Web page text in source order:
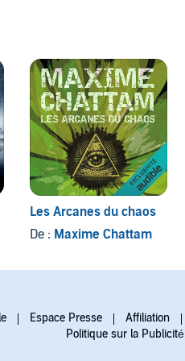
Les Arcanes du chaos
De : Maxime Chattam
Espace Presse Affiliation
Politique sur la Publicité